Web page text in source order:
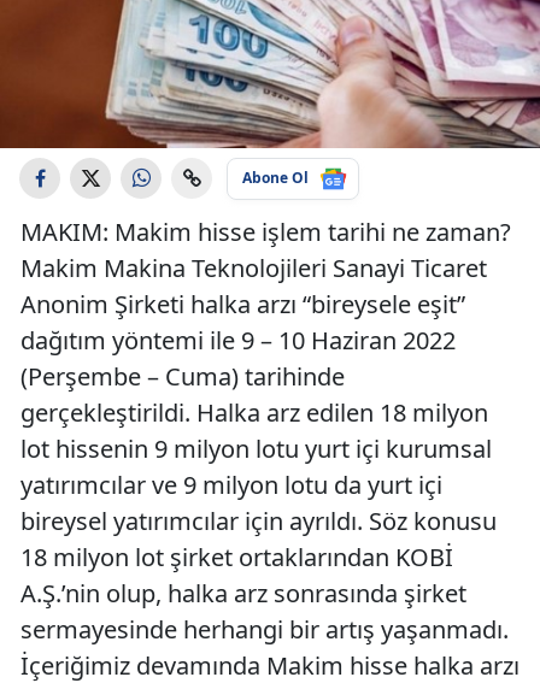
Abone Ol
MAKIM: Makim hisse işlem tarihi ne zaman?
Makim Makina Teknolojileri Sanayi Ticaret
Anonim Şirketi halka arzı “bireysele eşit”
dağıtım yöntemi ile 9 – 10 Haziran 2022
(Perşembe – Cuma) tarihinde
gerçekleştirildi. Halka arz edilen 18 milyon
lot hissenin 9 milyon lotu yurt içi kurumsal
yatırımcılar ve 9 milyon lotu da yurt içi
bireysel yatırımcılar için ayrıldı. Söz konusu
18 milyon lot şirket ortaklarından KOBİ
A.Ş.’nin olup, halka arz sonrasında şirket
sermayesinde herhangi bir artış yaşanmadı.
İçeriğimiz devamında Makim hisse halka arzı